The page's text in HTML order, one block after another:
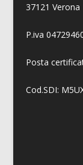
37121 Verona
P.iva
Posta
Cod.SDI: